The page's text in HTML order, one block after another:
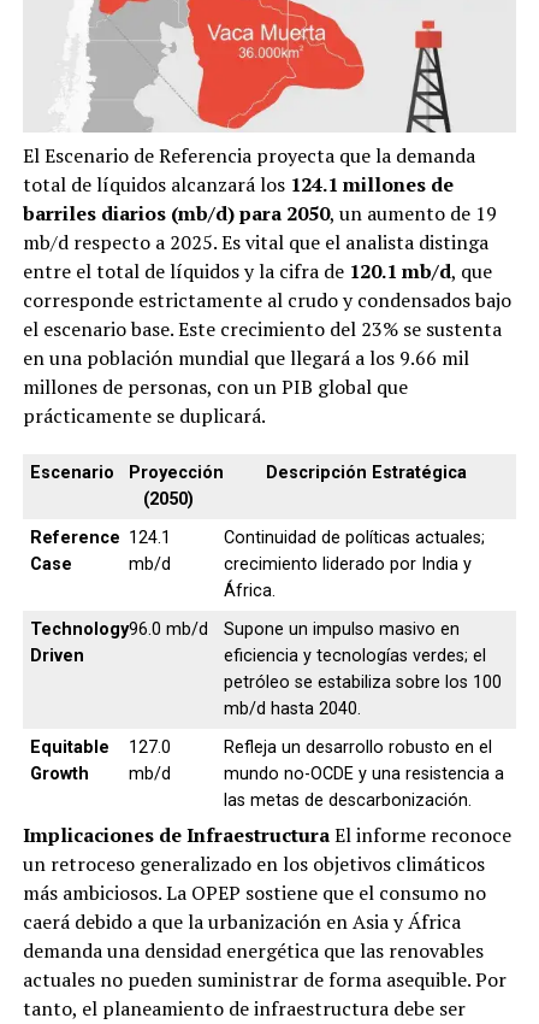
El Escenario de Referencia proyecta que la demanda
total de líquidos alcanzará los 124.1 millones de
barriles diarios (mb/d) para 2050, un aumento de 19
mb/d respecto a 2025. Es vital que el analista distinga
entre el total de líquidos y la cifra de 120.1 mb/d, que
corresponde estrictamente al crudo y condensados bajo
el escenario base. Este crecimiento del 23% se sustenta
en una población mundial que llegará a los 9.66 mil
millones de personas, con un PIB global que
prácticamente se duplicará.
Escenario
Proyección
(2050)
Descripción Estratégica
Reference
Case
124.1
mb/d
Continuidad de políticas actuales;
crecimiento liderado por India y
África.
Technology
Driven
96.0 mb/d
Supone un impulso masivo en
eficiencia y tecnologías verdes; el
petróleo se estabiliza sobre los 100
mb/d hasta 2040.
Equitable
Growth
127.0
mb/d
Refleja un desarrollo robusto en el
mundo no-OCDE y una resistencia a
las metas de descarbonización.
Implicaciones de InfraestructuraEl informe reconoce
un retroceso generalizado en los objetivos climáticos
más ambiciosos. La OPEP sostiene que el consumo no
caerá debido a que la urbanización en Asia y África
demanda una densidad energética que las renovables
actuales no pueden suministrar de forma asequible. Por
tanto, el planeamiento de infraestructura debe ser